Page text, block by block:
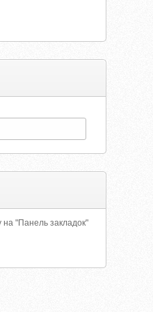
на "Панель закладок"